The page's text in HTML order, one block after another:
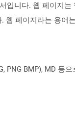
입니다. 웹 페이지는
웹 페이지라는 용어
PNG BMP), MD 등